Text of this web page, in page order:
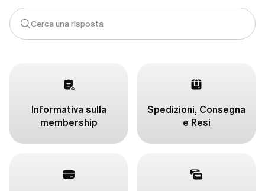
Informativa sulla
membership
Spedizioni, Consegna
e Resi